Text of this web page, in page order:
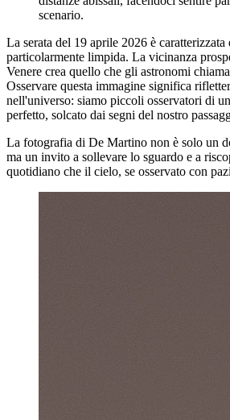
scenario.
La serata del 19 aprile 2026 è caratterizzata
particolarmente limpida. La vicinanza
Venere crea quello che gli astronomi
Osservare questa immagine significa
nell'universo: siamo piccoli osservatori di
perfetto, solcato dai segni del nostro
La fotografia di De Martino non è solo un
ma un invito a sollevare lo sguardo e a
quotidiano che il cielo, se osservato con